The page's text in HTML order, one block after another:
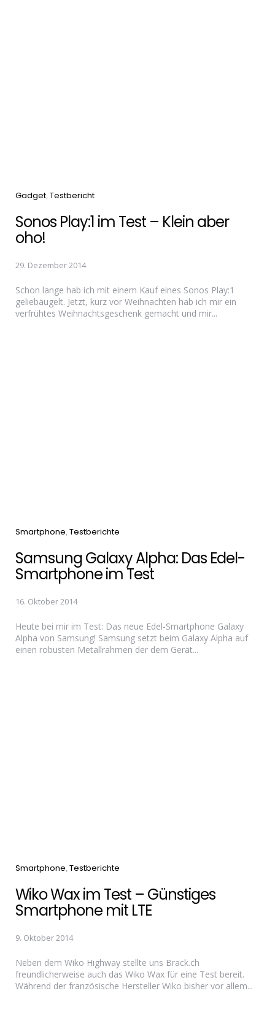
Categories
Gadget Testbericht
Sonos Play:1 im Test – Klein aber
oho!
29. Dezember 2014
Schon lange hab ich mit einem Kauf eines Sonos Play:1
geliebäugelt. Jetzt, kurz vor Weihnachten hab ich mir ein
verfrühtes Weihnachtsgeschenk gemacht und mir...
Categories
Smartphone Testberichte
Samsung Galaxy Alpha: Das Edel-
Smartphone im Test
16. Oktober 2014
Heute bei mir im Test: Das neue Edel-Smartphone Galaxy
Alpha von Samsung! Samsung setzt beim Galaxy Alpha auf
einen robusten Metallrahmen der dem Gerät...
Categories
Smartphone Testberichte
Wiko Wax im Test – Günstiges
Smartphone mit LTE
9. Oktober 2014
Neben dem Wiko Highway stellte uns Brack.ch
freundlicherweise auch das Wiko Wax für eine Test bereit.
Während der französische Hersteller Wiko bisher vor allem...